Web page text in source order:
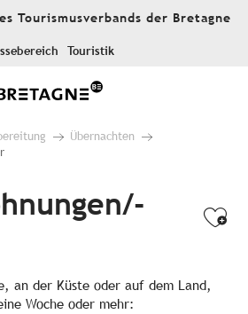
Tourismusverbands der Bretagne
Touristik
Übernachten
an der Küste oder auf dem Land,
Woche oder mehr: